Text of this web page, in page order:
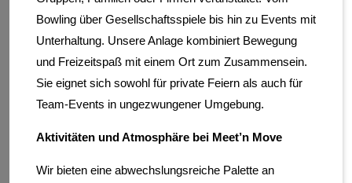
Bowling über Gesellschaftsspiele bis hin zu Events mit
Unterhaltung. Unsere Anlage kombiniert Bewegung
und Freizeitspaß mit einem Ort zum Zusammensein.
Sie eignet sich sowohl für private Feiern als auch für
Team-Events in ungezwungener Umgebung.
Aktivitäten und Atmosphäre bei Meet’n Move
Wir bieten eine abwechslungsreiche Palette an